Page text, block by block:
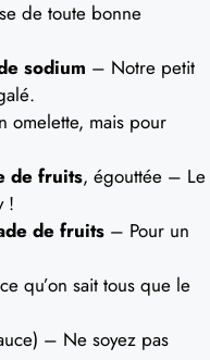
de toute bonne
sodium – Notre petit
omelette, mais pour
de fruits, égouttée – Le
!
de fruits – Pour un
qu’on sait tous que le
– Ne soyez pas